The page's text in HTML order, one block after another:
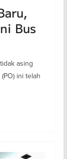
Bus
asing
ini telah